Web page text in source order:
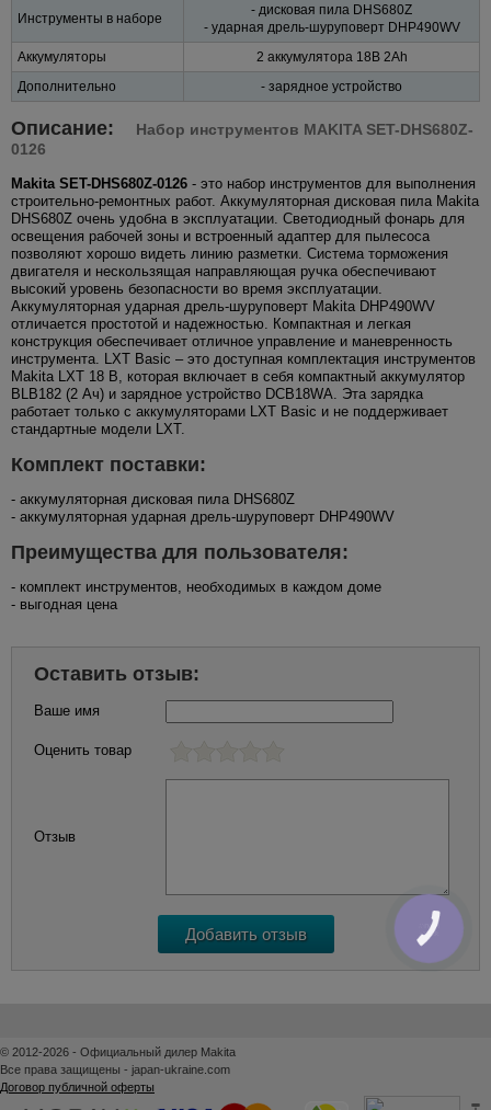
Инструменты в наборе
- дисковая пила DHS680Z
- ударная дрель-шуруповерт DHP490WV
Аккумуляторы
2 аккумулятора 18В 2Ah
Дополнительно
- зарядное устройство
Описание:
Набор инструментов MAKITA SET-DHS680Z-
0126
Makita SET-DHS680Z-0126 - это набор инструментов для выполнения
строительно-ремонтных работ. Аккумуляторная дисковая пила Makita
DHS680Z очень удобна в эксплуатации. Светодиодный фонарь для
освещения рабочей зоны и встроенный адаптер для пылесоса
позволяют хорошо видеть линию разметки. Система торможения
двигателя и нескользящая направляющая ручка обеспечивают
высокий уровень безопасности во время эксплуатации.
Аккумуляторная ударная дрель-шуруповерт Makita DHP490WV
отличается простотой и надежностью. Компактная и легкая
конструкция обеспечивает отличное управление и маневренность
инструмента. LXT Basic – это доступная комплектация инструментов
Makita LXT 18 В, которая включает в себя компактный аккумулятор
BLB182 (2 Ач) и зарядное устройство DCB18WA. Эта зарядка
работает только с аккумуляторами LXT Basic и не поддерживает
стандартные модели LXT.
Комплект поставки:
- аккумуляторная дисковая пила DHS680Z
- аккумуляторная ударная дрель-шуруповерт DHP490WV
Преимущества для пользователя:
- комплект инструментов, необходимых в каждом доме
- выгодная цена
Оставить отзыв:
Ваше имя
Оценить товар
Отзыв
© 2012-2026 - Официальный дилер Makita
Все права защищены - japan-ukraine.com
Договор публичной оферты
КНОПКА
ЗВ'ЯЗКУ